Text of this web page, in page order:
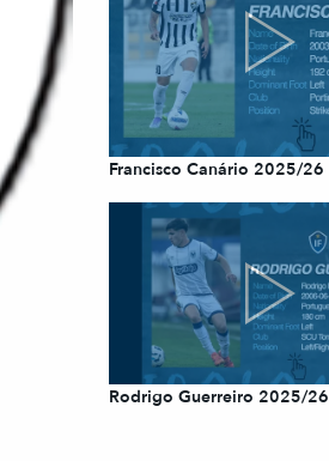
Francisco Canário 2025/26
Rodrigo Guerreiro 2025/26